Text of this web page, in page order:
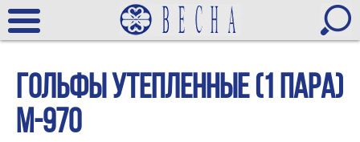
Гольфы утепленные (1 пара)
М-970